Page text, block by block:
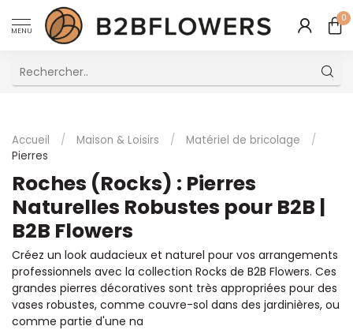
MENU
0
Accueil / Maison & Loisirs / Matériel de bricolage
/
Pierres
Roches (Rocks) : Pierres
Naturelles Robustes pour B2B |
B2B Flowers
Créez un look audacieux et naturel pour vos arrangements
professionnels avec la collection Rocks de B2B Flowers. Ces
grandes pierres décoratives sont très appropriées pour des
vases robustes, comme couvre-sol dans des jardinières, ou
comme partie d'une na